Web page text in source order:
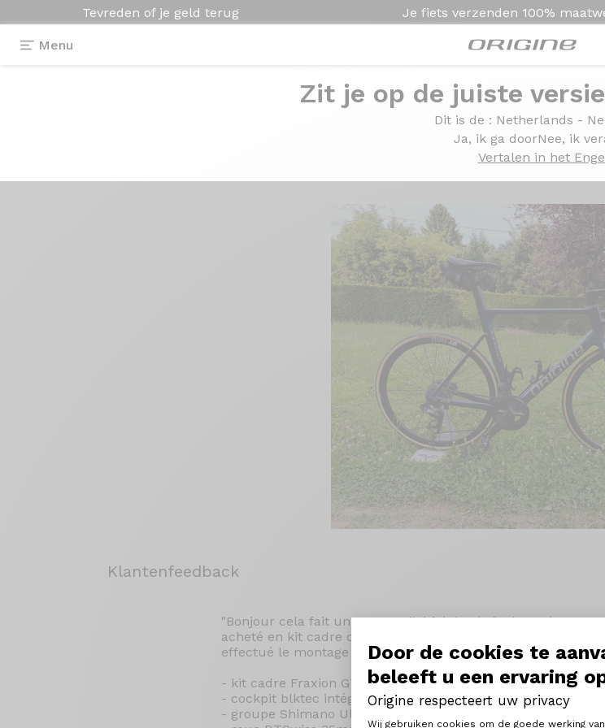
Door de cookies te
beleeft u een ervaring
Origine respecteert uw privacy
Wij gebruiken cookies om de goede werking
Tevreden of je geld terug Je fiets verzenden 100%
Menu
Zit je op de juiste
Dit is de : Netherlands -
Ja, ik ga doorNee, ik
Vertalen in het
Kit cadre Fraxion
Klantenfeedback
"Bonjour cela fait un ans que j'ai fait le choix de rouler sur
acheté en kit cadre car je possède un magasin de vélo ou
effectué le montage comme suit:
- kit cadre Fraxion GTR mono couleur bleu océan stickers
- cockpit blktec intégré fournis lors de mon achat.
- groupe Shimano Ultégra DI2 8150